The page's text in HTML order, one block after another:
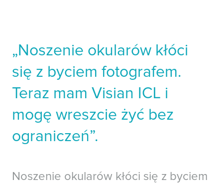
„Noszenie okularów kłóci
się z byciem fotografem.
Teraz mam Visian ICL i
mogę wreszcie żyć bez
ograniczeń”.
Noszenie okularów kłóci się z byciem